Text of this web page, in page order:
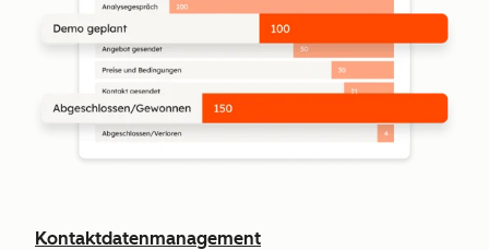
Kontaktdatenmanagement